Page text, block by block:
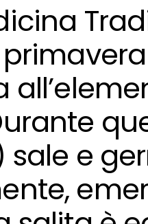
sale e